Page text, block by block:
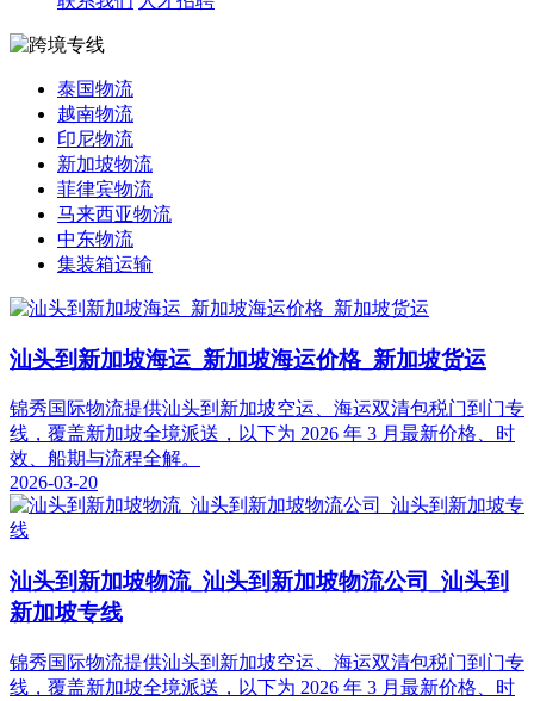
泰国物流
越南物流
印尼物流
新加坡物流
菲律宾物流
马来西亚物流
中东物流
集装箱运输
汕头到新加坡海运_新加坡海运价格_新加坡货运
锦秀国际物流提供汕头到新加坡空运、海运双清包税门到门专
线，覆盖新加坡全境派送，以下为 2026 年 3 月最新价格、时
效、船期与流程全解。
2026-03-20
汕头到新加坡物流_汕头到新加坡物流公司_汕头到
新加坡专线
锦秀国际物流提供汕头到新加坡空运、海运双清包税门到门专
线，覆盖新加坡全境派送，以下为 2026 年 3 月最新价格、时